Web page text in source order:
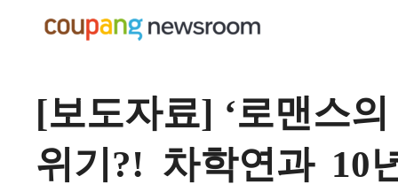
[보도자료] ‘로맨스
위기?! 차학연과 10